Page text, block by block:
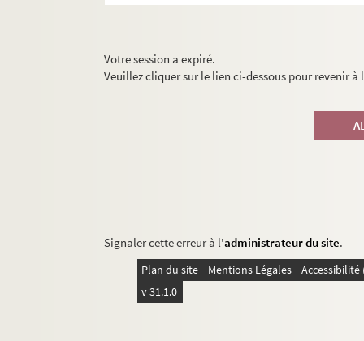
Votre session a expiré.
Veuillez cliquer sur le lien ci-dessous pour revenir
Signaler cette erreur à l'administrateur du site.
Plan du site Mentions Légales
v 31.1.0